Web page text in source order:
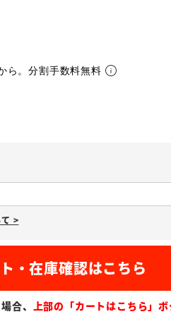
ら。分割手数料無料
>
合、
上部の「カートはこちら」